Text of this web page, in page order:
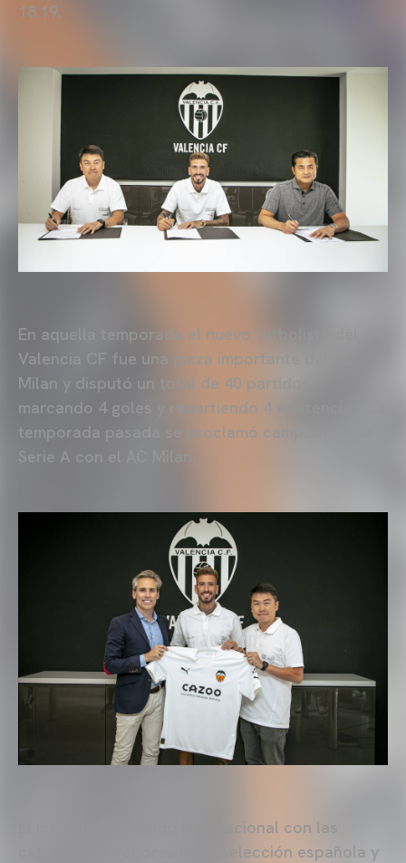
18.19.
En aquella temporada el nuevo futbolista del
Valencia CF fue una pieza importante del AC
Milan y disputó un total de 40 partidos,
marcando 4 goles y repartiendo 4 asistencias. La
temporada pasada se proclamó campeón de la
Serie A con el AC Milan.
El malagueño ha sido internacional con las
categorías inferiores de la selección española y